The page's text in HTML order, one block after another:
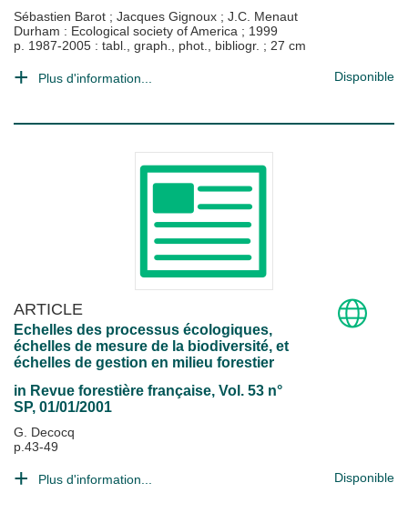
Sébastien Barot ; Jacques Gignoux ; J.C. Menaut
Durham : Ecological society of America ; 1999
p. 1987-2005 : tabl., graph., phot., bibliogr. ; 27 cm
Plus d'information... Disponible
ARTICLE
Echelles des processus écologiques,
échelles de mesure de la biodiversité, et
échelles de gestion en milieu forestier
in Revue forestière française, Vol. 53 n°
SP, 01/01/2001
G. Decocq
p.43-49
Plus d'information... Disponible